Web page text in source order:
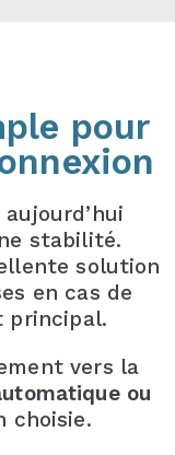
pour
stabilité.
solution
en cas de
principal.
vers la
ou
choisie.